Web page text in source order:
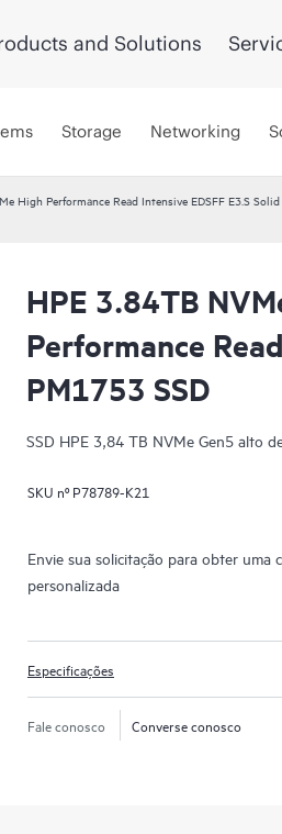
and Solutions
Storage Networking
High Performance Read Intensive EDSFF E3.S
HPE 3.84TB
Performance
PM1753 SSD
SSD HPE 3,84 TB NVMe Gen5 alto
SKU nº P78789-K21
Envie sua solicitação para obter uma
personalizada
Especificações
Fale conosco Converse conosco